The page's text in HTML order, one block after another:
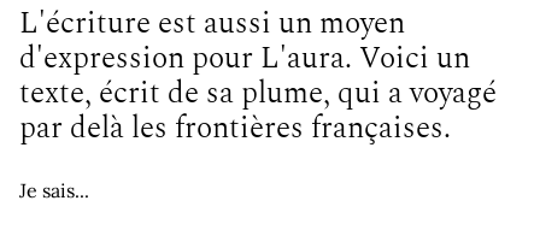
L'écriture est aussi un moyen
d'expression pour L'aura. Voici un
texte, écrit de sa plume, qui a voyagé
par delà les frontières françaises.
Je sais...